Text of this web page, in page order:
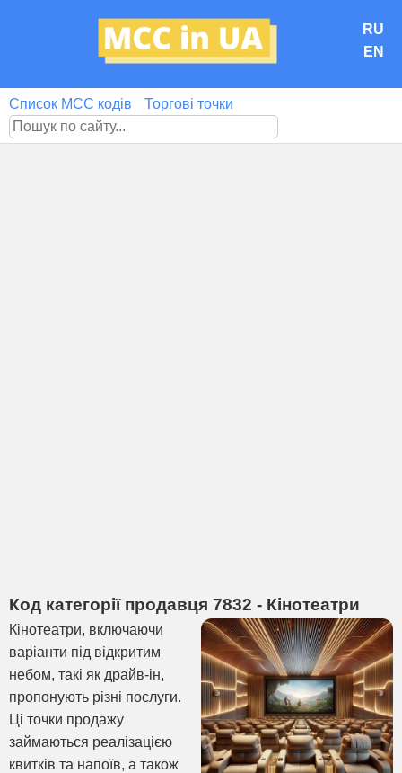
RU
EN
Список MCC кодів Торгові точки
Код категорії продавця 7832 - Кінотеатри
Кінотеатри, включаючи
варіанти під відкритим
небом, такі як драйв-ін,
пропонують різні послуги.
Ці точки продажу
займаються реалізацією
квитків та напоїв, а також